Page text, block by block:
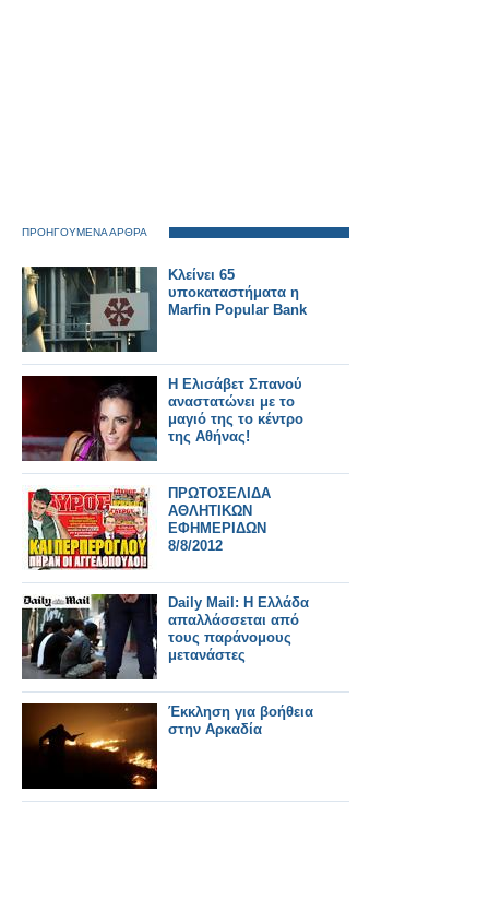
ΠΡΟΗΓΟΥΜΕΝΑ ΑΡΘΡΑ
Κλείνει 65
υποκαταστήματα η
Marfin Popular Bank
Η Ελισάβετ Σπανού
αναστατώνει με το
μαγιό της το κέντρο
της Αθήνας!
ΠΡΩΤΟΣΕΛΙΔΑ
ΑΘΛΗΤΙΚΩΝ
ΕΦΗΜΕΡΙΔΩΝ
8/8/2012
Daily Mail: Η Ελλάδα
απαλλάσσεται από
τους παράνομους
μετανάστες
Έκκληση για βοήθεια
στην Αρκαδία